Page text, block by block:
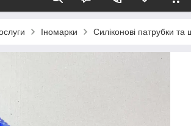
Іномарки Силіконові патрубки та